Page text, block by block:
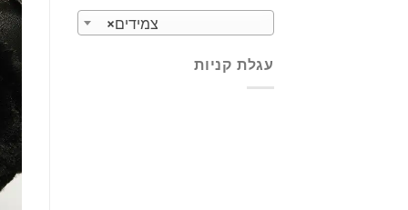
×צמידים
עגלת קניות